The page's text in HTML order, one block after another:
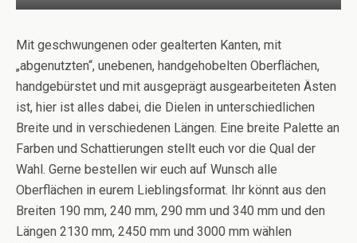
Mit geschwungenen oder gealterten Kanten, mit
„abgenutzten“, unebenen, handgehobelten Oberflächen,
handgebürstet und mit ausgeprägt ausgearbeiteten Ästen
ist, hier ist alles dabei, die Dielen in unterschiedlichen
Breite und in verschiedenen Längen. Eine breite Palette an
Farben und Schattierungen stellt euch vor die Qual der
Wahl. Gerne bestellen wir euch auf Wunsch alle
Oberflächen in eurem Lieblingsformat. Ihr könnt aus den
Breiten 190 mm, 240 mm, 290 mm und 340 mm und den
Längen 2130 mm, 2450 mm und 3000 mm wählen